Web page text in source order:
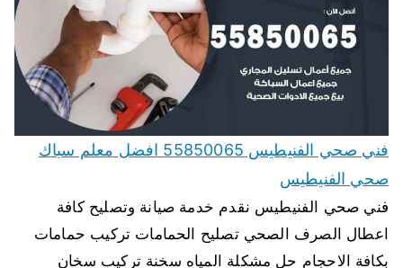
فني صحي الفنيطيس 55850065 افضل معلم سباك
صحي الفنيطيس
فني صحي الفنيطيس نقدم خدمة صيانة وتصليح كافة
اعطال الصرف الصحي تصليح الحمامات تركيب حمامات
بكافة الاحجام حل مشكلة المياه سخنة تركيب سخان